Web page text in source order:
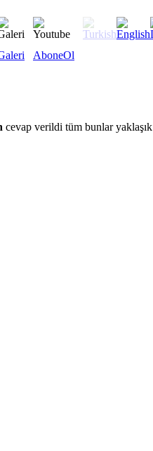
AboneOl
cevap verildi tüm bunlar yaklaşık